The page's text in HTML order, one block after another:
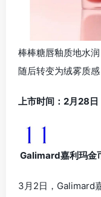
棒棒糖唇釉质地水
随后转变为绒雾质
上市时间：2月28日
Galimard嘉利玛金
3月2日，Galimard